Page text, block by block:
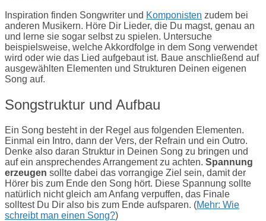
Inspiration finden Songwriter und Komponisten zudem bei
anderen Musikern. Höre Dir Lieder, die Du magst, genau an
und lerne sie sogar selbst zu spielen. Untersuche
beispielsweise, welche Akkordfolge in dem Song verwendet
wird oder wie das Lied aufgebaut ist. Baue anschließend auf
ausgewählten Elementen und Strukturen Deinen eigenen
Song auf.
Songstruktur und Aufbau
Ein Song besteht in der Regel aus folgenden Elementen.
Einmal ein Intro, dann der Vers, der Refrain und ein Outro.
Denke also daran Struktur in Deinen Song zu bringen und
auf ein ansprechendes Arrangement zu achten. Spannung
erzeugen sollte dabei das vorrangige Ziel sein, damit der
Hörer bis zum Ende den Song hört. Diese Spannung sollte
natürlich nicht gleich am Anfang verpuffen, das Finale
solltest Du Dir also bis zum Ende aufsparen. (Mehr: Wie
schreibt man einen Song?)